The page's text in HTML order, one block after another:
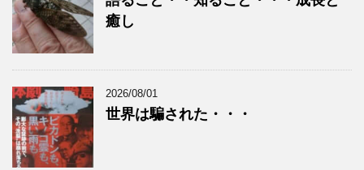
癒し
2026/08/01
世界は騙された・・・